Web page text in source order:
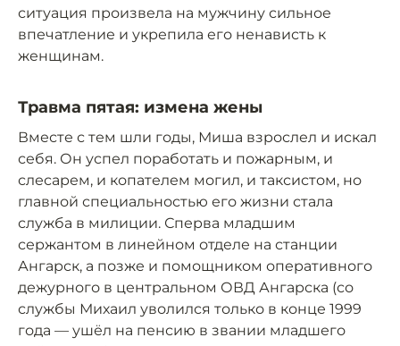
ситуация произвела на мужчину сильное
впечатление и укрепила его ненависть к
женщинам.
Травма пятая: измена жены
Вместе с тем шли годы, Миша взрослел и искал
себя. Он успел поработать и пожарным, и
слесарем, и копателем могил, и таксистом, но
главной специальностью его жизни стала
служба в милиции. Сперва младшим
сержантом в линейном отделе на станции
Ангарск, а позже и помощником оперативного
дежурного в центральном ОВД Ангарска (со
службы Михаил уволился только в конце 1999
года — ушёл на пенсию в звании младшего